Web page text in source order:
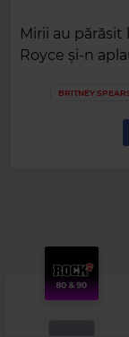
Mirii au părăsit
Royce și-n
BRITNEY